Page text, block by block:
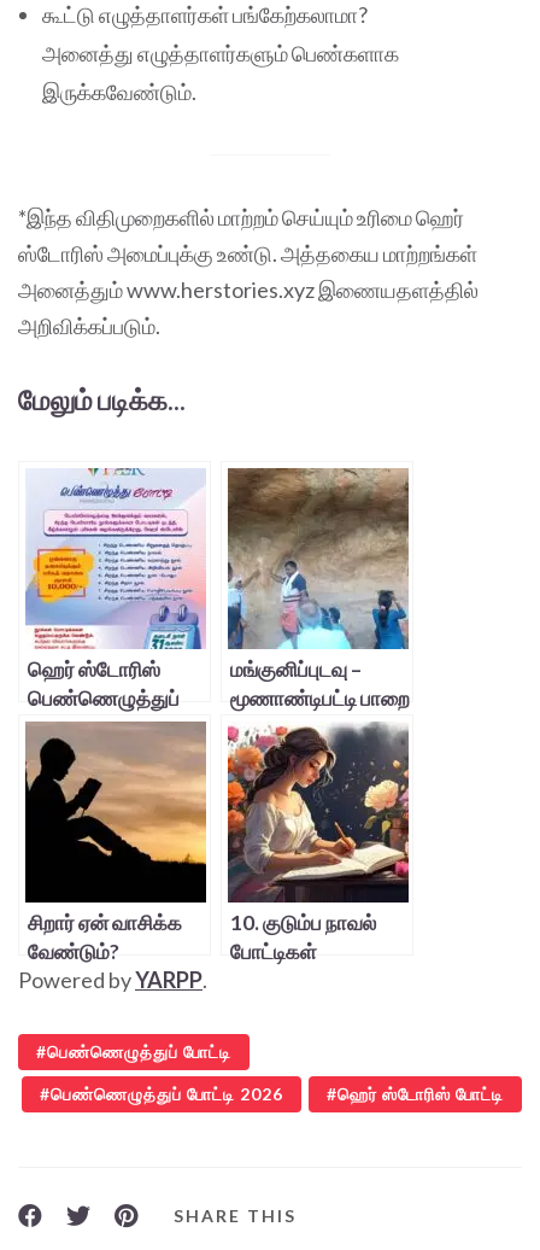
கூட்டு எழுத்தாளர்கள் பங்கேற்கலாமா?
அனைத்து எழுத்தாளர்களும் பெண்களாக
இருக்கவேண்டும்.
*இந்த விதிமுறைகளில் மாற்றம் செய்யும் உரிமை ஹெர்
ஸ்டோரிஸ் அமைப்புக்கு உண்டு. அத்தகைய மாற்றங்கள்
அனைத்தும் www.herstories.xyz இணையதளத்தில்
அறிவிக்கப்படும்.
மேலும் படிக்க...
ஹெர் ஸ்டோரிஸ்
பெண்ணெழுத்துப்
போட்டி
மங்குனிப்புடவு –
மூணாண்டிபட்டி பாறை
ஓவியங்கள்
சிறார் ஏன் வாசிக்க
வேண்டும்?
10. குடும்ப நாவல்
போட்டிகள்
Powered byYARPP.
பெண்ணெழுத்துப் போட்டி
பெண்ணெழுத்துப் போட்டி 2026 ஹெர் ஸ்டோரிஸ் போட்டி
SHARE THIS